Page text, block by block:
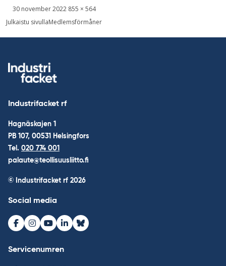
Skriven
30 november 2022 Bild
full
855 × 564
Inläggsnavigering
Julkaistu sivullaMedlemsförmåner
Industrifacket rf
Hagnäskajen 1
PB 107, 00531 Helsingfors
Tel. 020 774 001
palaute@teollisuusliitto.fi
© Industrifacket rf 2026
Social media
Facebook
Instagram
Youtube
LinkedInBluesky
Servicenumren